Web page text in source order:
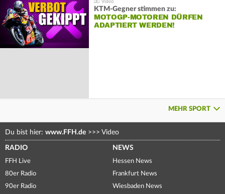
KTM-Gegner stimmen zu:
MOTOGP-MOTOREN DÜRFEN
ADAPTIERT WERDEN!
MEHR SPORT
Du bist hier: www.FFH.de >>> Video
RADIO
FFH Live
80er Radio
90er Radio
NEWS
Hessen News
Frankfurt News
Wiesbaden News